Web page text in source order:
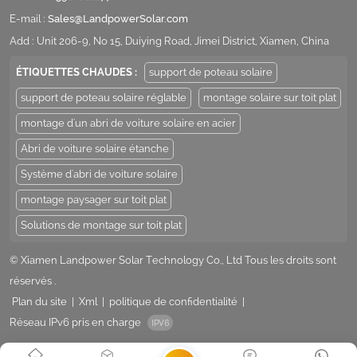
E-mail : Sales@LandpowerSolar.com
Add : Unit 206-9, No 15, Duiying Road, Jimei District, Xiamen, China
ÉTIQUETTES CHAUDES : support de poteau solaire
support de poteau solaire réglable montage solaire sur toit plat
montage d'un abri de voiture solaire en acier
Abri de voiture solaire étanche
Système d'abri de voiture solaire
montage paysager sur toit plat
Solutions de montage sur toit plat
© Xiamen Landpower Solar Technology Co., Ltd Tous les droits sont
réservés .
Plan du site
Xml politique de confidentialité
Réseau IPv6 pris en charge